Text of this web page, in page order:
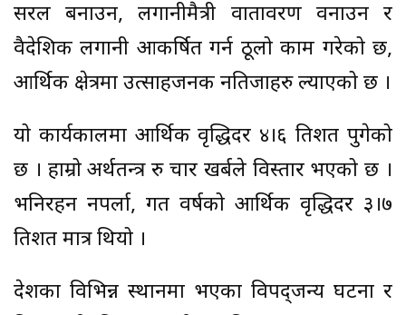
सरल बनाउन, लगानीमैत्री वातावरण वनाउन र
वैदेशिक लगानी आकर्षित गर्न ठूलो काम गरेको छ,
आर्थिक क्षेत्रमा उत्साहजनक नतिजाहरु ल्याएको छ ।
यो कार्यकालमा आर्थिक वृद्धिदर ४।६ प्रतिशत पुगेको
छ । हाम्रो अर्थतन्त्र रु चार खर्बले विस्तार भएको छ ।
भनिरहन नपर्ला, गत वर्षको आर्थिक वृद्धिदर ३।७
प्रतिशत मात्र थियो ।
देशका विभिन्न स्थानमा भएका विपद्जन्य घटना र